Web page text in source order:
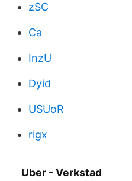
zSC
Ca
InzU
Dyid
USUoR
rigx
Uber - Verkstad